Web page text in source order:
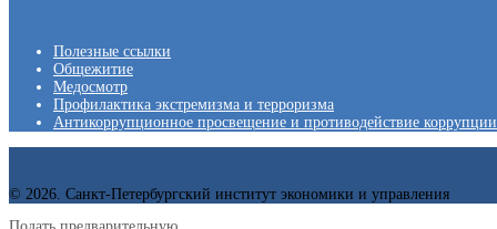
Полезные ссылки
Общежитие
Медосмотр
Профилактика экстремизма и терроризма
Антикоррупционное просвещение и противодействие коррупции
© 2026. Санкт-Петербургский институт экономики и управления